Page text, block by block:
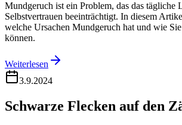
Mundgeruch ist ein Problem, das das tägliche
Selbstvertrauen beeinträchtigt. In diesem
welche Ursachen Mundgeruch hat und wie
können.
Weiterlesen
3.9.2024
Schwarze Flecken auf den